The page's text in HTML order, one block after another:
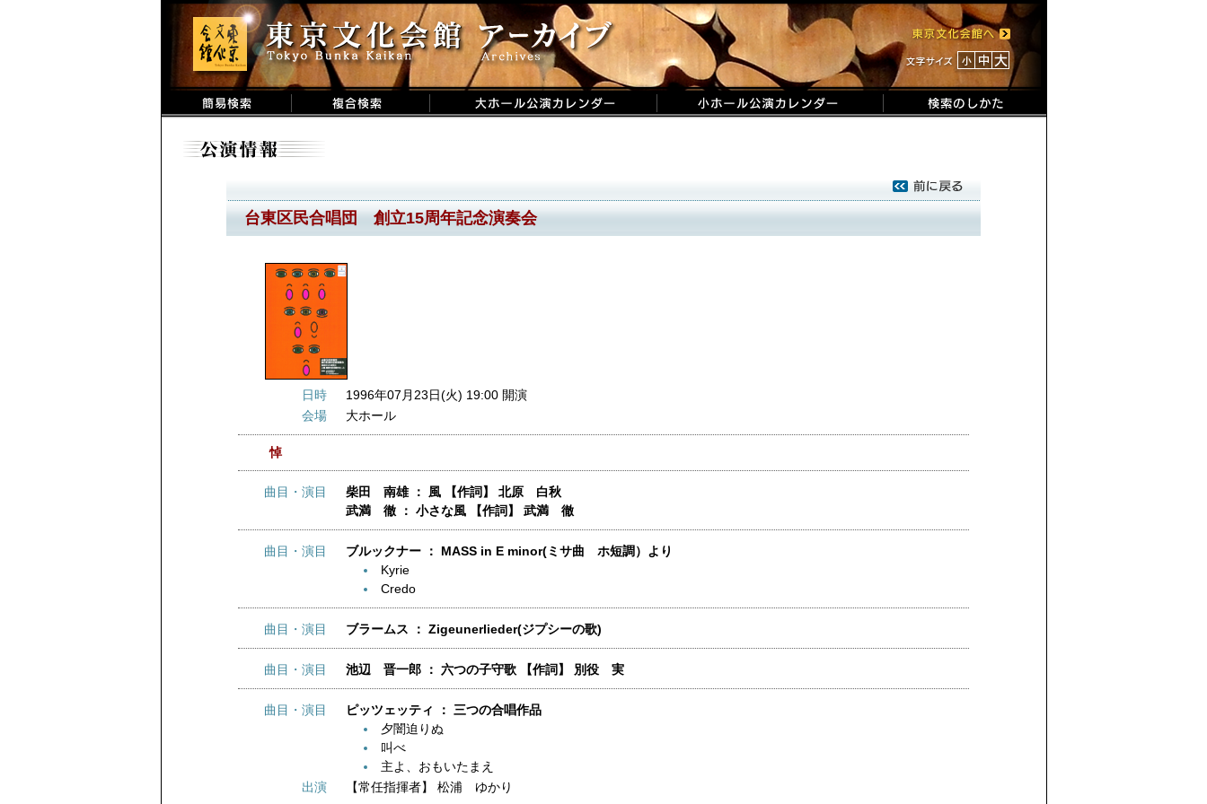
台東区民合唱団 創立15周年記念演奏会
日時
1996年07月23日(火) 19:00 開演
会場
大ホール
悼
曲目・演目
柴田 南雄 ： 風 【作詞】 北原 白秋
武満 徹 ： 小さな風 【作詞】 武満 徹
曲目・演目
ブルックナー ： MASS in E minor(ミサ曲 ホ短調）より
Kyrie
Credo
曲目・演目 ブラームス ： Zigeunerlieder(ジプシーの歌)
曲目・演目 池辺 晋一郎 ： 六つの子守歌 【作詞】 別役 実
曲目・演目
ピッツェッティ ： 三つの合唱作品
夕闇迫りぬ
叫べ
主よ、おもいたまえ
出演
【常任指揮者】 松浦 ゆかり